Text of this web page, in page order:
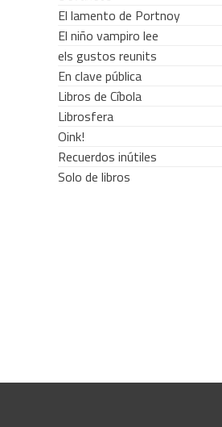
El lamento de Portnoy
El niño vampiro lee
els gustos reunits
En clave pública
Libros de Cíbola
Librosfera
Oink!
Recuerdos inútiles
Solo de libros